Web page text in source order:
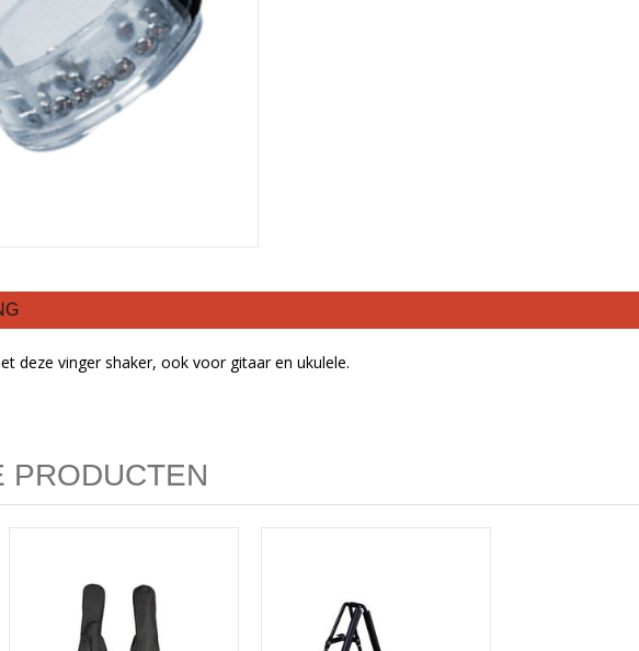
deze vinger shaker, ook voor gitaar en ukulele.
PRODUCTEN